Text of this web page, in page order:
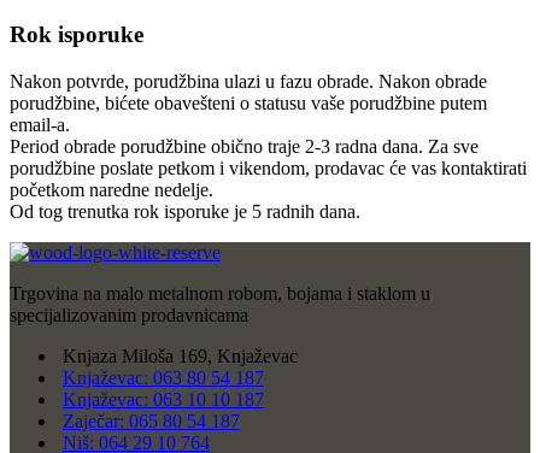
Rok isporuke
Nakon potvrde, porudžbina ulazi u fazu obrade. Nakon obrade
porudžbine, bićete obavešteni o statusu vaše porudžbine putem
email-a.
Period obrade porudžbine obično traje 2-3 radna dana. Za sve
porudžbine poslate petkom i vikendom, prodavac će vas kontaktirati
početkom naredne nedelje.
Od tog trenutka rok isporuke je 5 radnih dana.
Trgovina na malo metalnom robom, bojama i staklom u
specijalizovanim prodavnicama
Knjaza Miloša 169, Knjaževac
Knjaževac: 063 80 54 187
Knjaževac: 063 10 10 187
Zaječar: 065 80 54 187
Niš: 064 29 10 764